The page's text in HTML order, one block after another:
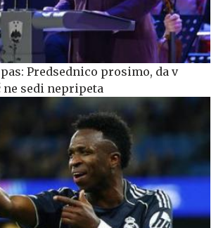
Predsednico prosimo, da v
sedi nepripeta